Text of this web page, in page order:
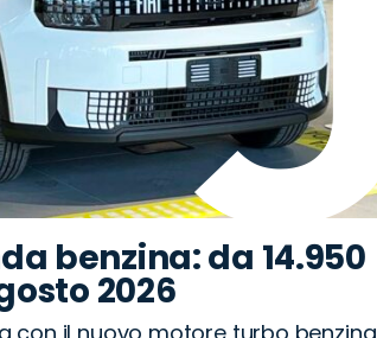
benzina: da 14.950
2026